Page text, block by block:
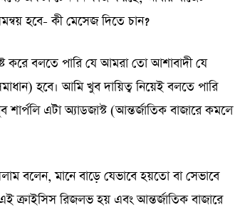
হবে- কী মেসেজ দিতে চান?
করে বলতে পারি যে আমরা তো আশাবাদী যে
হবে। আমি খুব দায়িত্ব নিয়েই বলতে পারি
শার্পলি এটা অ্যাডজাস্ট (আন্তর্জাতিক বাজারে কমলে
বলেন, মানে বাড়ে যেভাবে হয়তো বা সেভাবে
ক্রাইসিস রিজলভ হয় এবং আন্তর্জাতিক বাজারে